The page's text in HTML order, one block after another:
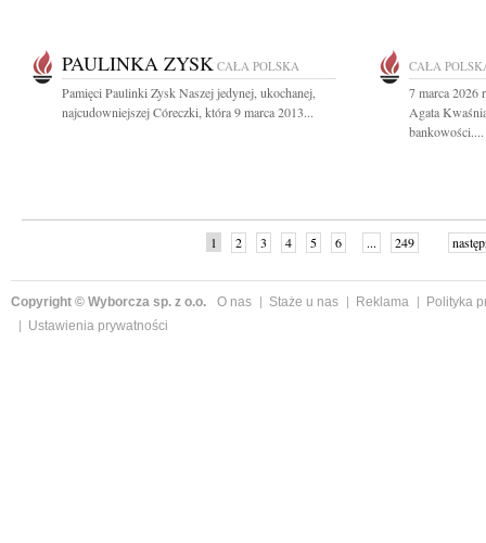
PAULINKA ZYSK CAŁA POLSKA
Pamięci Paulinki Zysk Naszej jedynej, ukochanej,
najcudowniejszej Córeczki, która 9 marca 2013...
CAŁA
7 marca 2026
Agata
bankowości....
1 2 3 4 5 6 ... 249
Copyright © Wyborcza sp. z o.o. O nas Staże u nas Reklama
Polityka
Ustawienia prywatności